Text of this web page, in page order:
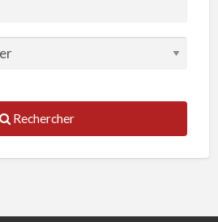
Rechercher